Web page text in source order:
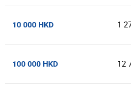
10 000 HKD 1
100 000 HKD 12